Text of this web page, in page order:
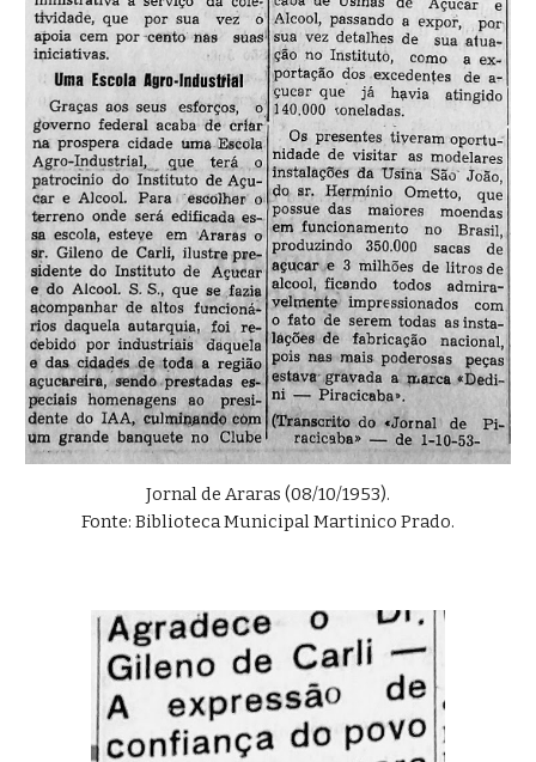
Jornal de Araras (08/10/1953).
Fonte: Biblioteca Municipal Martinico Prado.